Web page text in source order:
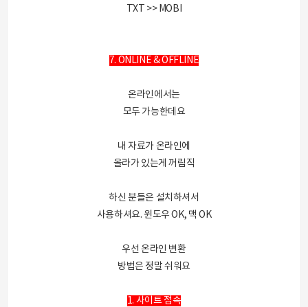
TXT >> MOBI
7. ONLINE & OFFLINE
온라인에서는
모두 가능한데요
내 자료가 온라인에
올라가 있는게 꺼림직
하신 분들은 설치하셔서
사용하셔요. 윈도우 OK, 맥 OK
우선 온라인 변환
방법은 정말 쉬워요
1. 사이트 접속